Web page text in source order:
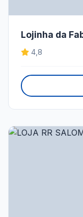
Lojinha da
4,8